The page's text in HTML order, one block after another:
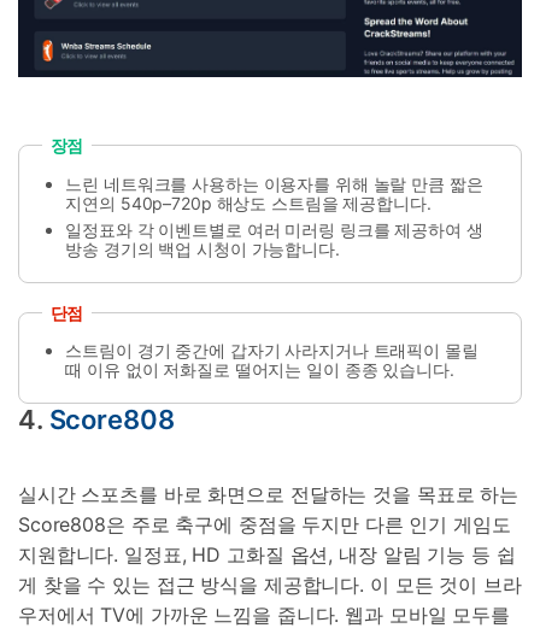
장점
느린 네트워크를 사용하는 이용자를 위해 놀랄 만큼 짧은
지연의 540p–720p 해상도 스트림을 제공합니다.
일정표와 각 이벤트별로 여러 미러링 링크를 제공하여 생
방송 경기의 백업 시청이 가능합니다.
단점
스트림이 경기 중간에 갑자기 사라지거나 트래픽이 몰릴
때 이유 없이 저화질로 떨어지는 일이 종종 있습니다.
4. Score808
실시간 스포츠를 바로 화면으로 전달하는 것을 목표로 하는
Score808은 주로 축구에 중점을 두지만 다른 인기 게임도
지원합니다. 일정표, HD 고화질 옵션, 내장 알림 기능 등 쉽
게 찾을 수 있는 접근 방식을 제공합니다. 이 모든 것이 브라
우저에서 TV에 가까운 느낌을 줍니다. 웹과 모바일 모두를